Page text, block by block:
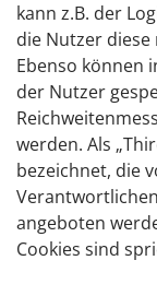
kann z.B. der
die Nutzer
Ebenso können
der Nutzer
werden. Als
bezeichnet, die
angeboten
Cookies sind